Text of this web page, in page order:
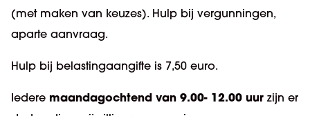
(met maken van keuzes). Hulp bij vergunningen,
aparte aanvraag.
Hulp bij belastingaangifte is 7,50 euro.
Iedere maandagochtend van 9.00- 12.00 uur zijn er